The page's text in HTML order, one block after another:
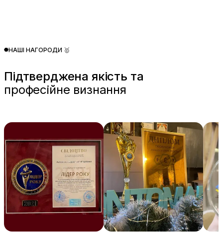
НАШІ НАГОРОДИ 🥇
Підтверджена якість та
професійне визнання